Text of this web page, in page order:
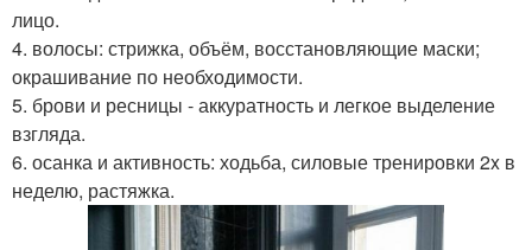
лицо.
4. волосы: стрижка, объём, восстановляющие маски;
окрашивание по необходимости.
5. брови и ресницы - аккуратность и легкое выделение
взгляда.
6. осанка и активность: ходьба, силовые тренировки 2x в
неделю, растяжка.